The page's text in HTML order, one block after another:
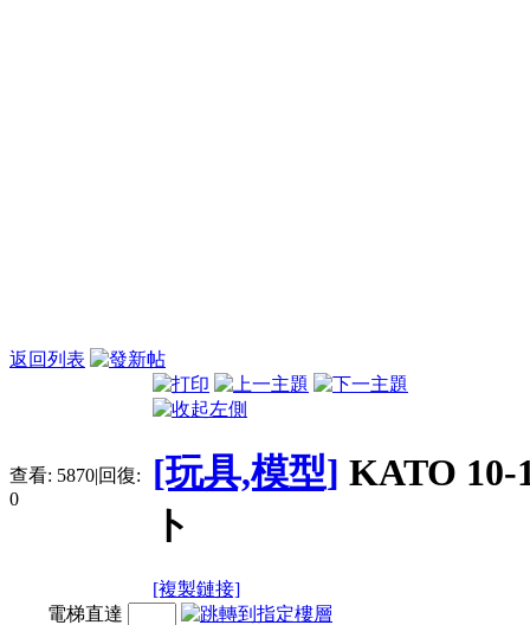
返回列表
查看: 5870|回復:
0
[玩具,模型] KATO 10-
ト
[複製鏈接]
電梯直達